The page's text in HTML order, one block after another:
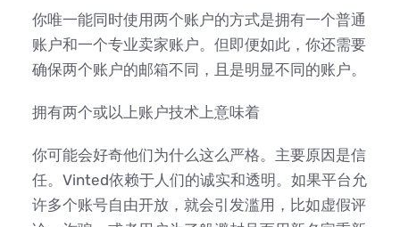
你唯一能同时使用两个账户的方式是拥有一个普通
账户和一个专业卖家账户。但即便如此，你还需要
确保两个账户的邮箱不同，且是明显不同的账户。
拥有两个或以上账户技术上意味着
你可能会好奇他们为什么这么严格。主要原因是信
任。Vinted依赖于人们的诚实和透明。如果平台允
许多个账号自由开放，就会引发滥用，比如虚假评